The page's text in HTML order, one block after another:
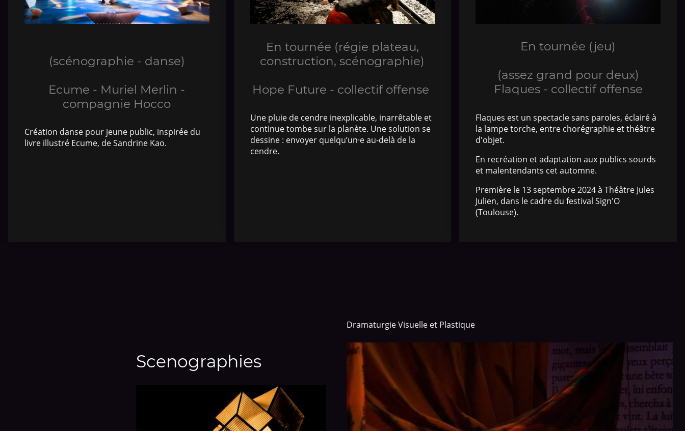
(scénographie - danse)
Ecume - Muriel Merlin -
compagnie Hocco
Création danse pour jeune public, inspirée du
livre illustré Ecume, de Sandrine Kao.
En tournée (régie plateau,
construction, scénographie)
Hope Future - collectif offense
Une pluie de cendre inexplicable, inarrêtable et
continue tombe sur la planète. Une solution se
dessine : envoyer quelqu’un·e au-delà de la
cendre.
En tournée (jeu)
(assez grand pour deux)
Flaques - collectif offense
Flaques est un spectacle sans paroles, éclairé à
la lampe torche, entre chorégraphie et théâtre
d'objet.
En recréation et adaptation aux publics sourds
et malentendants cet automne.
Première le 13 septembre 2024 à Théâtre Jules
Julien, dans le cadre du festival Sign'O
(Toulouse).
Scenographies
Dramaturgie Visuelle et Plastique